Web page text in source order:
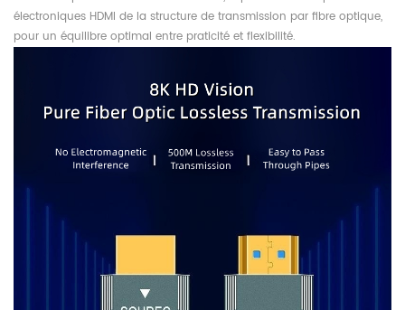
électroniques HDMI de la structure de transmission par fibre optique,
pour un équilibre optimal entre praticité et flexibilité.